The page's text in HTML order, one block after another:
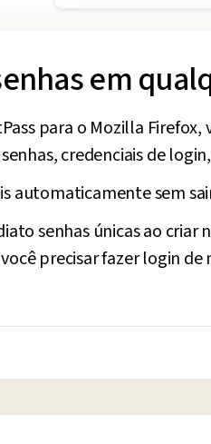
em
para o Mozilla
credenciais de
automaticamente sem
senhas únicas ao
precisar fazer login de